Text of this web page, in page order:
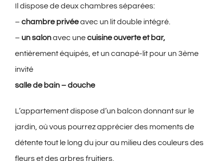
Il dispose de deux chambres séparées:
– chambre privéeavec un lit double intégré.
– un salonavec unecuisine ouverte et bar,
entièrement équipés, et un canapé-lit pour un 3ème
invité
salle de bain – douche
L’appartement dispose d’un balcon donnant sur le
jardin, où vous pourrez apprécier des moments de
détente tout le long du jour au milieu des couleurs des
fleurs et des arbres fruitiers.